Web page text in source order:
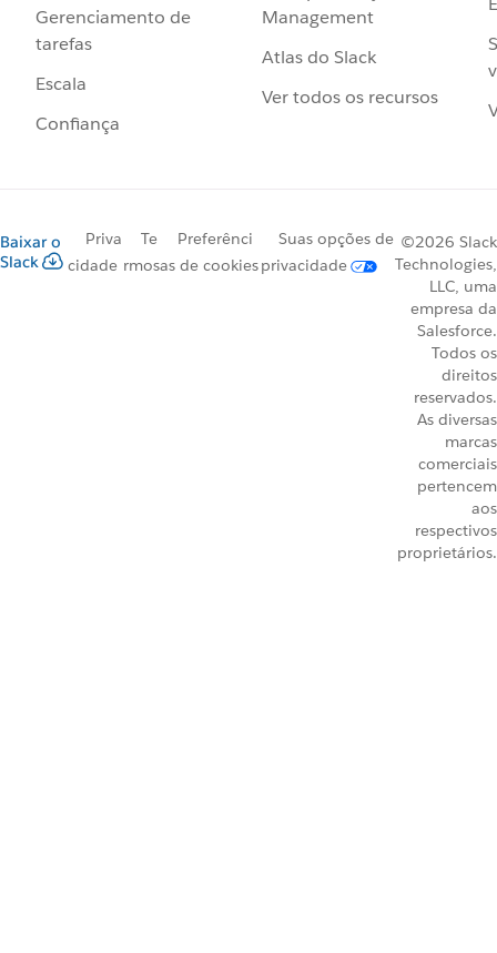
Gerenciamento de
tarefas
Escala
Confiança
Management
Atlas do Slack
Ver todos os recursos
Baixar o
Slack
Priva
cidade
Te
rmos
Preferênci
as de cookies
Suas opções de
privacidade
©2026 Slack
Technologies,
LLC, uma
empresa da
Salesforce.
Todos os
direitos
reservados.
As diversas
marcas
comerciais
pertencem
aos
respectivos
proprietários.